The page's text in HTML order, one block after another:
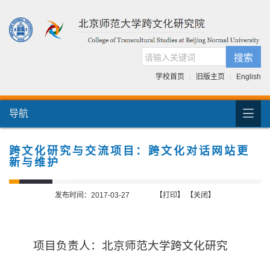
搜索
学校首页 | 旧版主页 | English
导航 
首页
国际交流
跨文化书库
跨文化研究与交流项目：跨文化对话网站更
新与维护
发布时间：2017-03-27 【打印】 【关闭】
项目负责人：北京师范大学跨文化研究